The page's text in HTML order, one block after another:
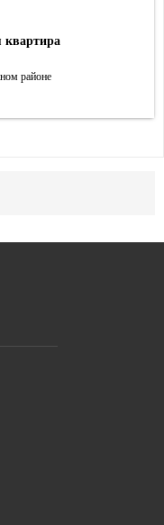
квартира
районе